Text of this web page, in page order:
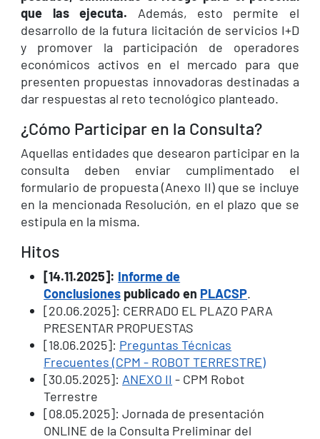
que las ejecuta. Además, esto permite el
desarrollo de la futura licitación de servicios I+D
y promover la participación de operadores
económicos activos en el mercado para que
presenten propuestas innovadoras destinadas a
dar respuestas al reto tecnológico planteado.
¿Cómo Participar en la Consulta?
Aquellas entidades que desearon participar en la
consulta deben enviar cumplimentado el
formulario de propuesta (Anexo II) que se incluye
en la mencionada Resolución, en el plazo que se
estipula en la misma.
Hitos
[14.11.2025]: Informe de
Conclusiones publicado en PLACSP.
[20.06.2025]: CERRADO EL PLAZO PARA
PRESENTAR PROPUESTAS
[18.06.2025]: Preguntas Técnicas
Frecuentes (CPM - ROBOT TERRESTRE)
[30.05.2025]: ANEXO II - CPM Robot
Terrestre
[08.05.2025]: Jornada de presentación
ONLINE de la Consulta Preliminar del